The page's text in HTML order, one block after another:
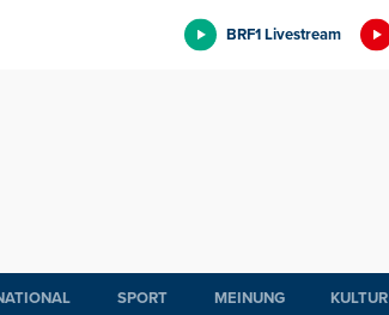
BRF1 Livestream
SPORT MEINUNG KULTUR